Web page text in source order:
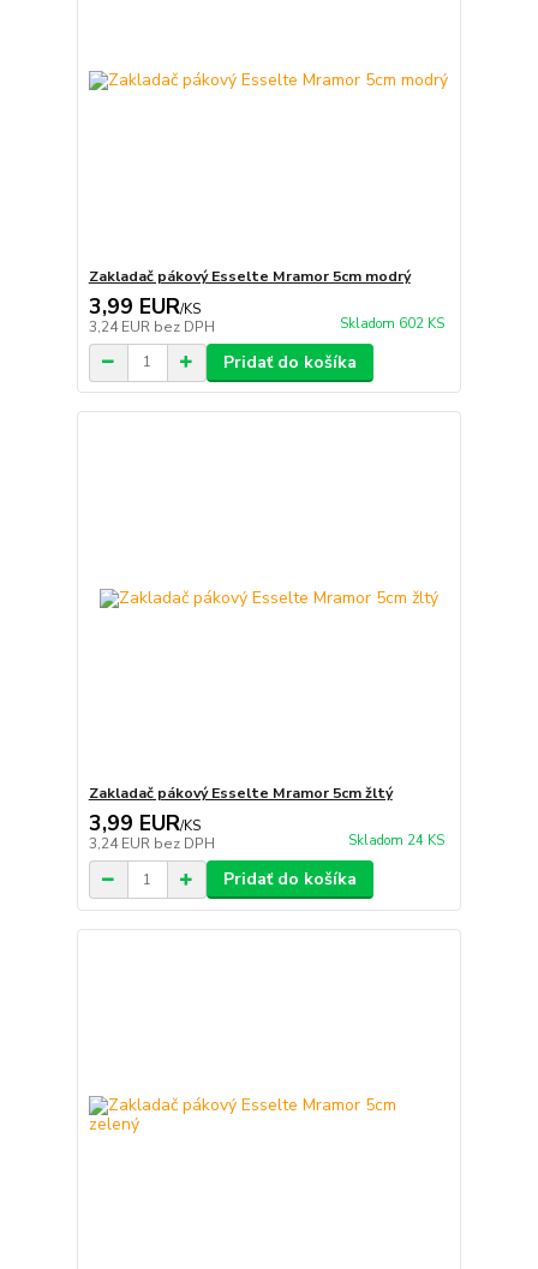
Zakladač pákový Esselte Mramor 5cm modrý
3,99 EUR/KS
3,24 EUR bez DPH Skladom 602 KS
Pridať do košíka
Zakladač pákový Esselte Mramor 5cm žltý
3,99 EUR/KS
3,24 EUR bez DPH Skladom 24 KS
Pridať do košíka